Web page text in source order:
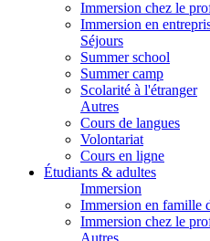
Immersion chez le
Immersion en
Séjours
Summer school
Summer camp
Scolarité à l'étranger
Autres
Cours de langues
Volontariat
Cours en ligne
Étudiants & adultes
Immersion
Immersion en famille
Immersion chez le
Autres